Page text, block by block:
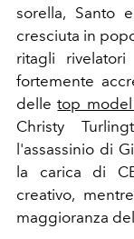
sorella, Santo e
cresciuta in
ritagli
fortemente
delletop
Christy
l'assassinio di
la carica di
creativo,
maggioranza